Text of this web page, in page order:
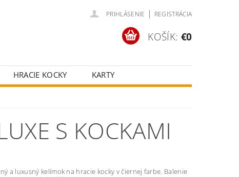
PRIHLÁSENIE | REGISTRÁCIA
KOŠÍK: €0
HRACIE KOCKY
KARTY
S KOCKAMI
a luxusný kelímok na hracie kocky v čiernej farbe. Balenie